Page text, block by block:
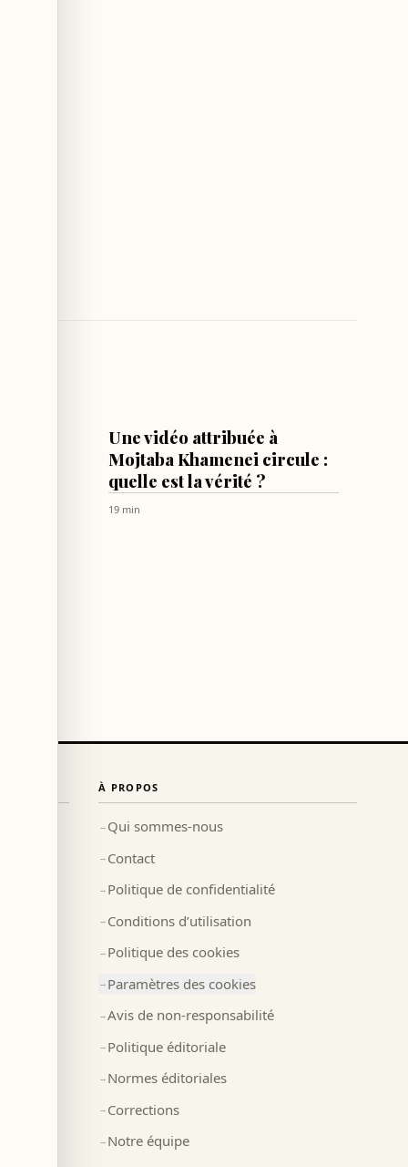
Une vidéo attribuée à
Mojtaba Khamenei circule :
quelle est la vérité ?
19 min
À PROPOS
→ Qui sommes-nous
→ Contact
→ Politique de confidentialité
→ Conditions d’utilisation
→ Politique des cookies
→ Paramètres des cookies
→Avis de non-responsabilité
→ Politique éditoriale
→ Normes éditoriales
→ Corrections
→ Notre équipe